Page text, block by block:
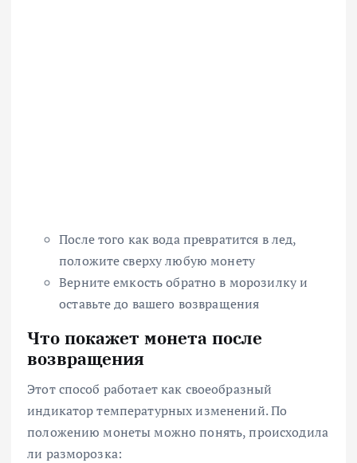
После того как вода превратится в лед,
положите сверху любую монету
Верните емкость обратно в морозилку и
оставьте до вашего возвращения
Что покажет монета после
возвращения
Этот способ работает как своеобразный
индикатор температурных изменений. По
положению монеты можно понять, происходила
ли разморозка: